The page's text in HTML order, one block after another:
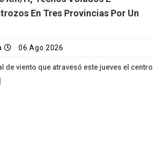
En Tres Provincias Por Un
06 Ago 2026
de viento que atravesó este jueves el centro